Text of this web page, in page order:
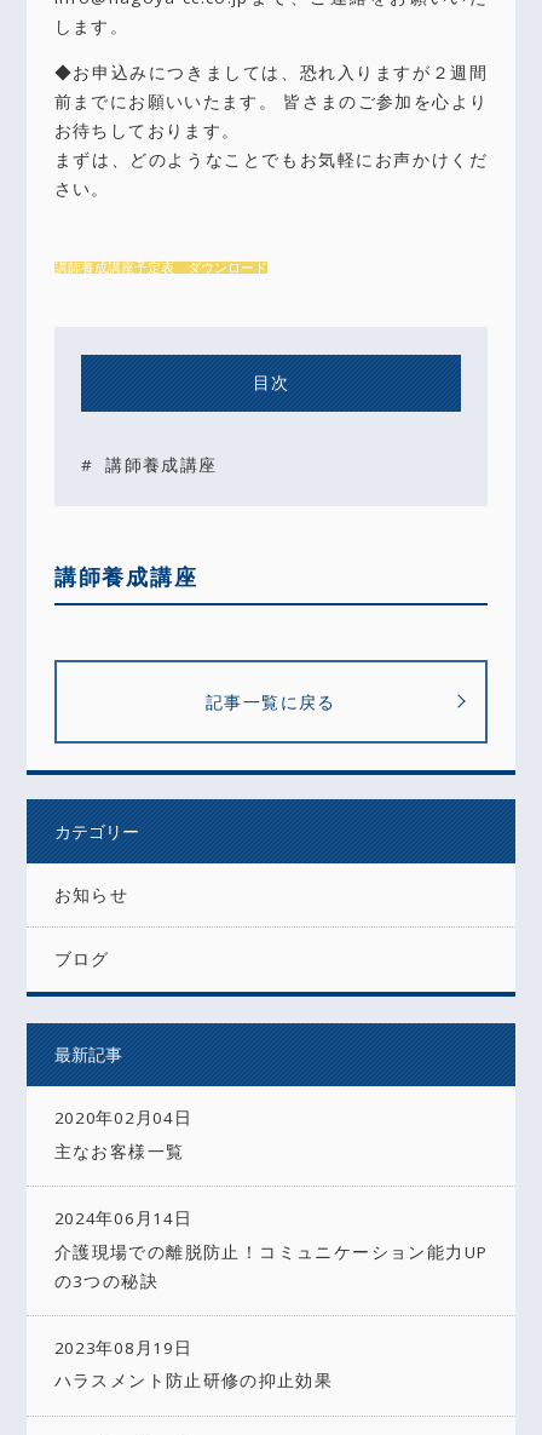
します。
◆お申込みにつきましては、恐れ入りますが２週間
前までにお願いいたます。 皆さまのご参加を心より
お待ちしております。
まずは、どのようなことでもお気軽にお声かけくだ
さい。
講師養成講座予定表 ダウンロード
目次
講師養成講座
講師養成講座
記事一覧に戻る
カテゴリー
お知らせ
ブログ
最新記事
2020年02月04日
主なお客様一覧
2024年06月14日
介護現場での離脱防止！コミュニケーション能力UP
の3つの秘訣
2023年08月19日
ハラスメント防止研修の抑止効果